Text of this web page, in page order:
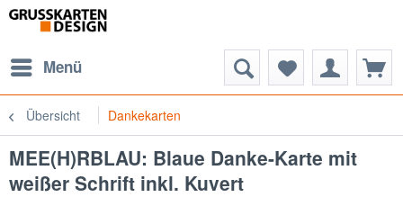
Menü
Übersicht Dankekarten
MEE(H)RBLAU: Blaue Danke-Karte mit
weißer Schrift inkl. Kuvert